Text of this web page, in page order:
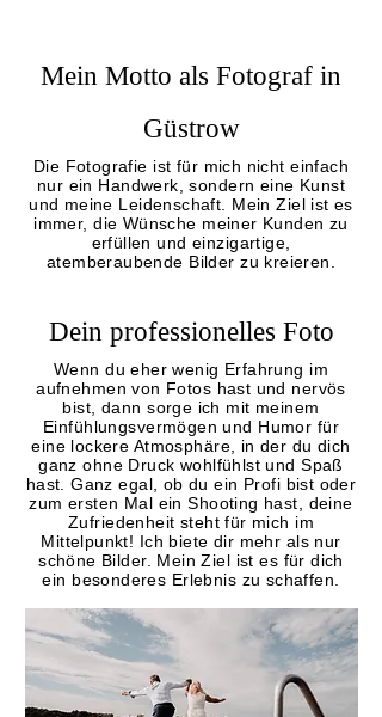
Mein Motto als Fotograf in
Güstrow
Die Fotografie ist für mich nicht einfach
nur ein Handwerk, sondern eine Kunst
und meine Leidenschaft. Mein Ziel ist es
immer, die Wünsche meiner Kunden zu
erfüllen und einzigartige,
atemberaubende Bilder zu kreieren.
Dein professionelles Foto
Wenn du eher wenig Erfahrung im
aufnehmen von Fotos hast und nervös
bist, dann sorge ich mit meinem
Einfühlungsvermögen und Humor für
eine lockere Atmosphäre, in der du dich
ganz ohne Druck wohlfühlst und Spaß
hast. Ganz egal, ob du ein Profi bist oder
zum ersten Mal einShooting hast, deine
Zufriedenheit steht für mich im
Mittelpunkt! Ich biete dir mehr als nur
schöne Bilder. Mein Ziel ist es für dich
ein besonderes Erlebnis zu schaffen.